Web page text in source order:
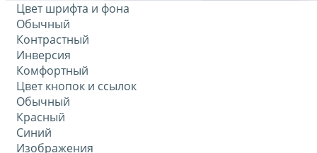
Цвет шрифта и фона
Обычный
Контрастный
Инверсия
Комфортный
Цвет кнопок и ссылок
Обычный
Красный
Синий
Изображения